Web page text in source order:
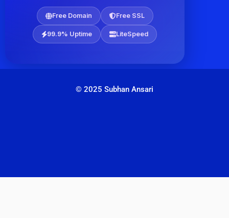
Free Domain Free SSL
99.9% Uptime LiteSpeed
© 2025 Subhan Ansari